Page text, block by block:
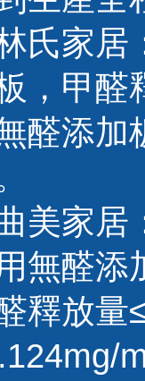
氏家
，甲醛
醛添加
美家
無醛添
釋放量